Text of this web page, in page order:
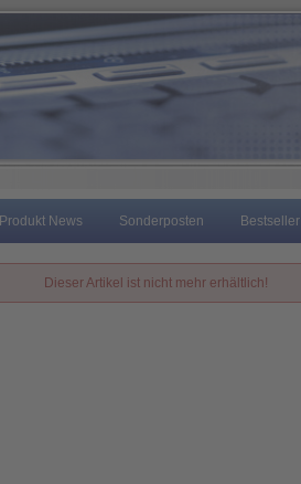
Produkt News Sonderposten Bestseller
Dieser Artikel ist nicht mehr erhältlich!